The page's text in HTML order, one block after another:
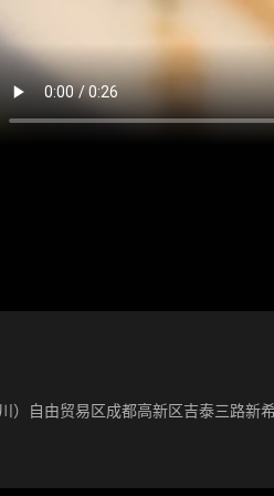
）自由贸易区成都高新区吉泰三路新